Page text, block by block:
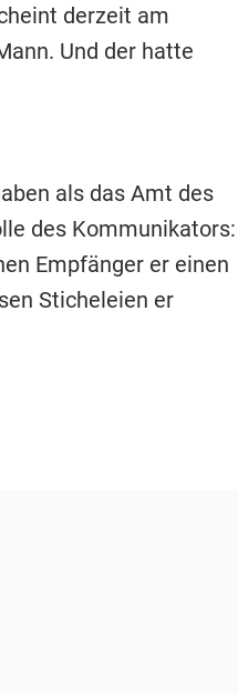
derzeit am
Und der hatte
als das Amt des
des Kommunikators:
Empfänger er einen
Sticheleien er